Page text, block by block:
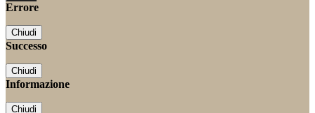
Errore
Chiudi
Successo
Chiudi
Informazione
Chiudi